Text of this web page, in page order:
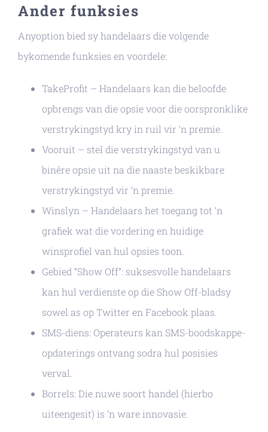
Ander funksies
Anyoption bied sy handelaars die volgende
bykomende funksies en voordele:
TakeProfit – Handelaars kan die beloofde
opbrengs van die opsie voor die oorspronklike
verstrykingstyd kry in ruil vir ‘n premie.
Vooruit – stel die verstrykingstyd van u
binêre opsie uit na die naaste beskikbare
verstrykingstyd vir ‘n premie.
Winslyn – Handelaars het toegang tot ‘n
grafiek wat die vordering en huidige
winsprofiel van hul opsies toon.
Gebied “Show Off”: suksesvolle handelaars
kan hul verdienste op die Show Off-bladsy
sowel as op Twitter en Facebook plaas.
SMS-diens: Operateurs kan SMS-boodskappe-
opdaterings ontvang sodra hul posisies
verval.
Borrels: Die nuwe soort handel (hierbo
uiteengesit) is ‘n ware innovasie.